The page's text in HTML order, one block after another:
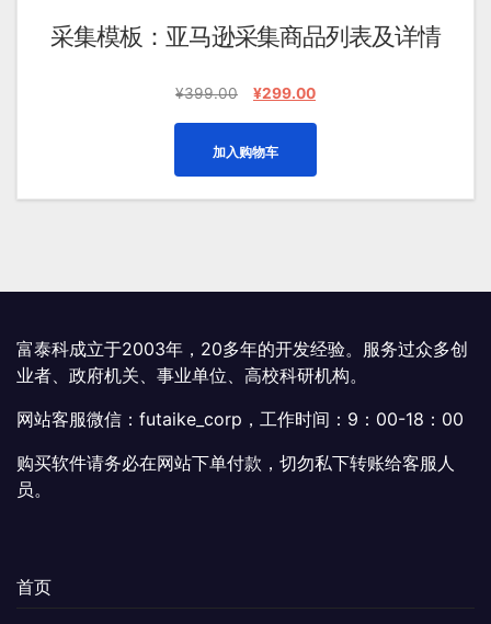
采集模板：亚马逊采集商品列表及详情
¥399.00
原
¥399.00。
¥299.00当
为：
¥299.00。
加入购物车
富泰科成立于2003年，20多年的开发经验。服务过众多创
业者、政府机关、事业单位、高校科研机构。
网站客服微信：futaike_corp，工作时间：9：00-18：00
购买软件请务必在网站下单付款，切勿私下转账给客服人
员。
首页